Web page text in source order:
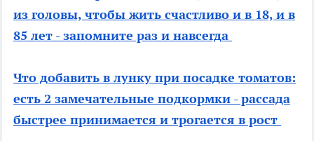
из головы, чтобы жить счастливо и в 18, и в
85 лет - запомните раз и навсегда
Что добавить в лунку при посадке томатов:
есть 2 замечательные подкормки - рассада
быстрее принимается и трогается в рост